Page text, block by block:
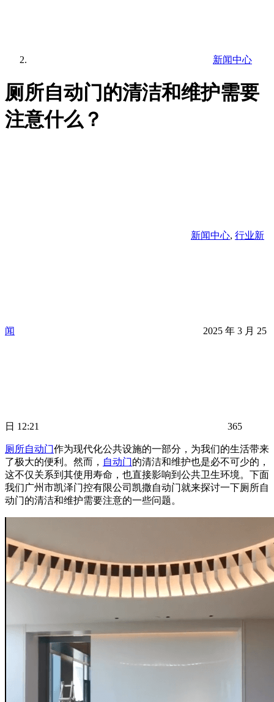
新闻中心
厕所自动门的清洁和维护需要
注意什么？
新闻中心, 行业新
闻 2025 年 3 月 25
日 12:21 365
厕所自动门作为现代化公共设施的一部分，为我们的生活带来
了极大的便利。然而， 自动门的清洁和维护也是必不可少的，
这不仅关系到其使用寿命，也直接影响到公共卫生环境。下面
我们广州市凯泽门控有限公司凯撒自动门就来探讨一下厕所自
动门的清洁和维护需要注意的一些问题。